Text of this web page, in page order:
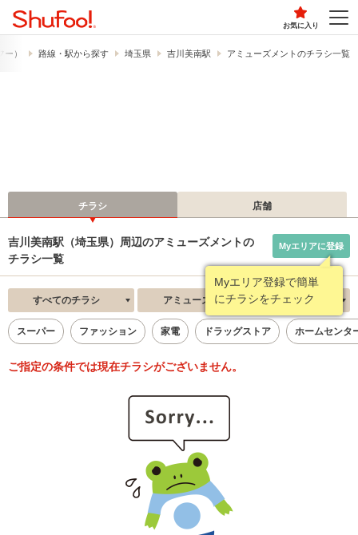
お気に入り
） 路線・駅から探す 埼玉県 吉川美南駅 アミューズメントのチラシ一覧
チラシ 店舗
吉川美南駅（埼玉県）周辺のアミューズメントの
チラシ一覧
Myエリア登録で簡単
にチラシをチェック
Myエリアに登録
すべてのチラシ アミューズメント 新着順
スーパー ファッション 家電 ドラッグストア ホームセンタ
ご指定の条件では現在チラシがございません。